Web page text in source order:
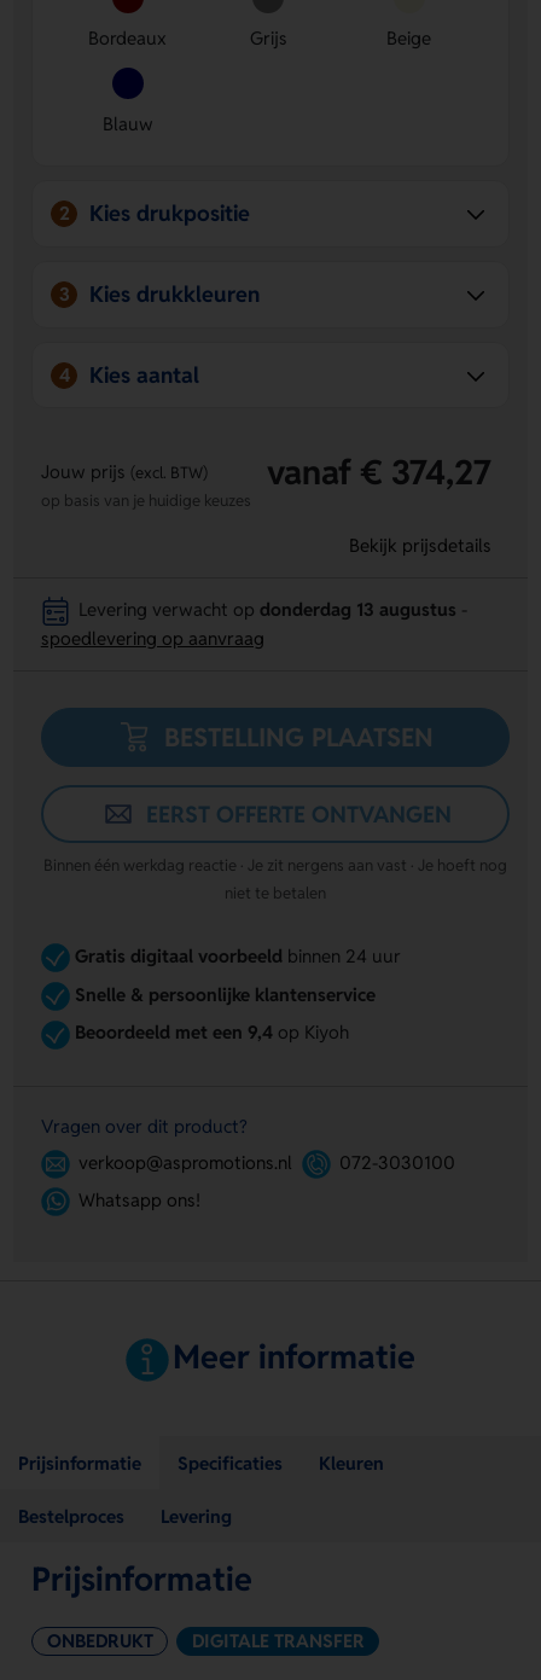
eigen ontwerp aanbrengen op de Achterzijde of op de
borst.
Comfortabel en veelzijdig
of gewoon lekker voor thuis.
Praktisch en duurzaam
Bordeaux Grijs Beige
Blauw
2 Kies drukpositie
3 Kies drukkleuren
4 Kies aantal
Jouw prijs (excl. BTW) vanaf € 374,27
op basis van je huidige keuzes
Bekijk prijsdetails
Levering verwacht op donderdag 13 augustus
spoedlevering op aanvraag
BESTELLING PLAATSEN
EERST OFFERTE ONTVANGEN
Binnen één werkdag reactie · Je zit nergens aan vast · Je hoeft nog
niet te betalen
Gratis digitaal voorbeeld binnen 24 uur
Snelle & persoonlijke klantenservice
Beoordeeld met een 9,4op Kiyoh
Vragen over dit product?
verkoop@aspromotions.nl
072-3030100
Whatsapp ons!
Meer informatie
Prijsinformatie Specificaties Kleuren
Bestelproces Levering
Prijsinformatie
ONBEDRUKT DIGITALE TRANSFER